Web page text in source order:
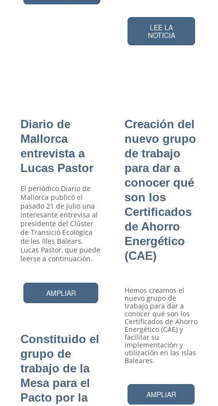
LEE LA
NOTICIA
Diario de
Mallorca
entrevista a
Lucas Pastor
El periódico Diario de
Mallorca publicó el
pasado 21 de julio una
interesante entrevisa al
presidente del Clúster
de Transició Ecològica
de les Illes Balears,
Lucas Pastor, que puede
leerse a continuación.
AMPLIAR
Constituido el
grupo de
trabajo de la
Mesa para el
Pacto por la
Creación del
nuevo grupo
de trabajo
para dar a
conocer qué
son los
Certificados
de Ahorro
Energético
(CAE)
Hemos creamos el
nuevo grupo de
trabajo para dar a
conocer qué son los
Certificados de Ahorro
Energético (CAE) y
facilitar su
implementación y
utilización en las Islas
Baleares.
AMPLIAR